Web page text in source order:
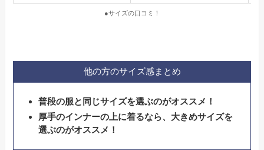
●サイズの口コミ！
他の方のサイズ感まとめ
普段の服と同じサイズを選ぶのがオススメ！
厚手のインナーの上に着るなら、大きめサイズを
選ぶのがオススメ！